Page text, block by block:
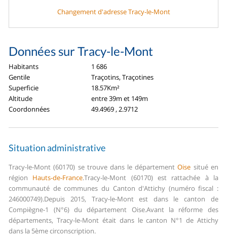
Changement d'adresse Tracy-le-Mont
Données sur Tracy-le-Mont
Habitants
1 686
Gentile
Traçotins, Traçotines
Superficie
18.57Km²
Altitude
entre 39m et 149m
Coordonnées
49.4969 , 2.9712
Situation administrative
Tracy-le-Mont (60170) se trouve dans le départementOise situé en
région Hauts-de-France.Tracy-le-Mont (60170) est rattachée à la
communauté de communes du Canton d'Attichy (numéro fiscal :
246000749).Depuis 2015, Tracy-le-Mont est dans le canton de
Compiègne-1 (N°6) du département Oise.Avant la réforme des
départements, Tracy-le-Mont était dans le canton N°1 de Attichy
dans la 5ème circonscription.